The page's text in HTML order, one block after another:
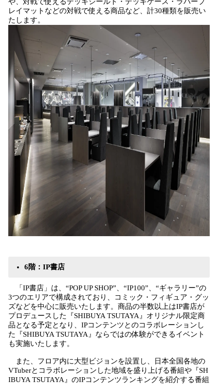
レイマットなどの対戦で使える商品など、計30種類を販売い
たします。
6階：IP書店
「IP書店」は、“POP UP SHOP”、“IP100”、“ギャラリー”の
3つのエリアで構成されており、コミック・フィギュア・グッ
ズなどを中心に販売いたします。商品の半数以上はIP書店が
プロデュースした『SHIBUYA TSUTAYA』オリジナル限定商
品となる予定となり、IPコンテンツとのコラボレーションし
た『SHIBUYA TSUTAYA』ならではの体験ができるイベント
も実施いたします。
また、フロア内に大型ビジョンを設置し、日本全国各地の
VTuberとコラボレーションした地域を盛り上げる番組や『SH
IBUYA TSUTAYA』のIPコンテンツランキングを紹介する番組